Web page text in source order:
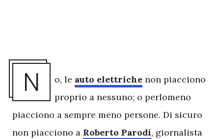
N o, le auto elettriche non piacciono
proprio a nessuno; o perlomeno
piacciono a sempre meno persone. Di sicuro
non piacciono a Roberto Parodi, giornalista